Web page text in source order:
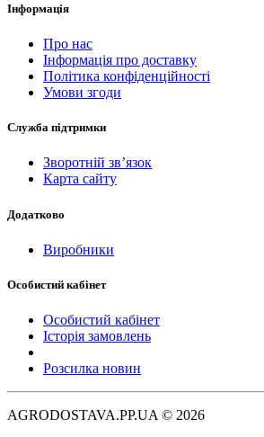
Інформація
Про нас
Інформація про доставку
Політика конфіденційності
Умови згоди
Служба підтримки
Зворотній зв’язок
Карта сайту
Додатково
Виробники
Особистий кабінет
Особистий кабінет
Історія замовлень
Розсилка новин
AGRODOSTAVA.PP.UA © 2026